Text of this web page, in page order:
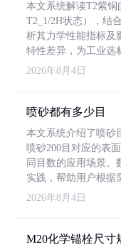
本文系统解读T2紫铜
T2_1/2H状态），结
析其力学性能指标及
特性差异，为工业选
2026年8月4日
喷砂都有多少目
本文系统介绍了喷砂
喷砂200目对应的表
同目数的应用场景。
实践，帮助用户根据
2026年8月4日
M20化学锚栓尺寸